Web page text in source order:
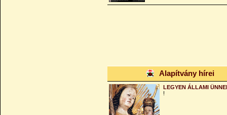
Alapítvány hírei
LEGYEN ÁLLAMI
!